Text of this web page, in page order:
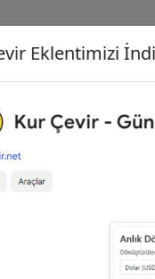
Eklentimizi